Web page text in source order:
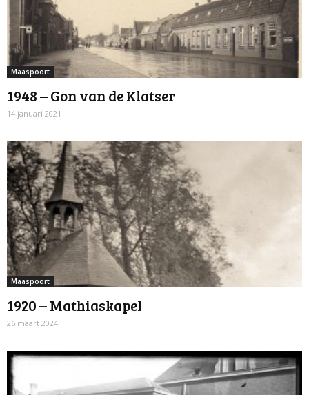
Maaspoort
1948 – Gon van de Klatser
14 januari 2021
Maaspoort
1920 – Mathiaskapel
26 maart 2024